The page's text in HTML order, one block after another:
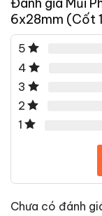
Đánh giá Mũi
6x28mm (Cốt
5
4
3
2
1
Chưa có đánh